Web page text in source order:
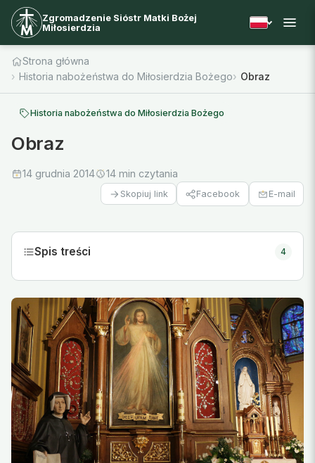
Zgromadzenie Sióstr Matki Bożej
Miłosierdzia
Strona główna
Historia nabożeństwa do Miłosierdzia Bożego
Obraz
Historia nabożeństwa do Miłosierdzia Bożego
Obraz
14 grudnia 2014 14 min czytania
Skopiuj link Facebook E-mail
Spis treści 4